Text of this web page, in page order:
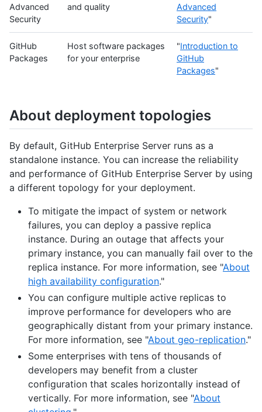
Advanced
Security
and quality
Advanced
Security"
GitHub
Packages
Host software packages
for your enterprise
"Introduction to
GitHub
Packages"
About deployment topologies
By default, GitHub Enterprise Server runs as a
standalone instance. You can increase the reliability
and performance of GitHub Enterprise Server by using
a different topology for your deployment.
To mitigate the impact of system or network
failures, you can deploy a passive replica
instance. During an outage that affects your
primary instance, you can manually fail over to the
replica instance. For more information, see "About
high availability configuration."
You can configure multiple active replicas to
improve performance for developers who are
geographically distant from your primary instance.
For more information, see "About geo-replication."
Some enterprises with tens of thousands of
developers may benefit from a cluster
configuration that scales horizontally instead of
vertically. For more information, see "About